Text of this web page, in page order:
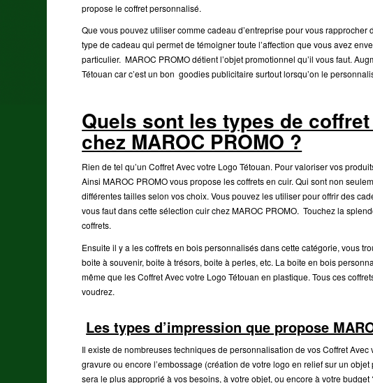
propose le coffret personnalisé.
Que vous pouvez utiliser comme cadeau d’entreprise pour vous
type de cadeau qui permet de témoigner toute l’affection que vous avez
particulier. MAROC PROMO détient l’objet promotionnel qu’il vous faut.
Tétouan car c’est un bon goodies publicitaire surtout lorsqu’on le
Quels sont les types de
chez MAROC PROMO ?
Rien de tel qu’un Coffret Avec votre Logo Tétouan. Pour valoriser vos
Ainsi MAROC PROMO vous propose les coffrets en cuir. Qui sont non
différentes tailles selon vos choix. Vous pouvez les utiliser pour offrir des
vous faut dans cette sélection cuir chez MAROC PROMO. Touchez la
coffrets.
Ensuite il y a les coffrets en bois personnalisés dans cette catégorie, vous
boite à souvenir, boite à trésors, boite à perles, etc. La boîte en bois
même que les Coffret Avec votre Logo Tétouan en plastique. Tous ces
voudrez.
Les types d’impression que propose
Il existe de nombreuses techniques de personnalisation de vos Coffret
gravure ou encore l’embossage (création de votre logo en relief sur un
sera le plus approprié à vos besoins, à votre objet, ou encore à votre